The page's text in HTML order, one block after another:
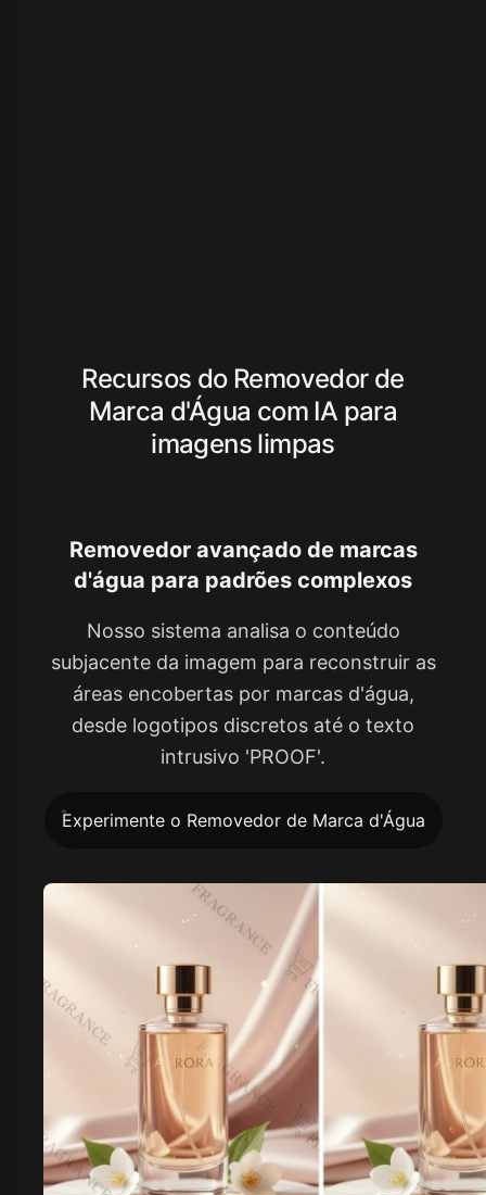
Recursos do Removedor de
Marca d'Água com IA para
imagens limpas
Removedor avançado de marcas
d'água para padrões complexos
Nosso sistema analisa o conteúdo
subjacente da imagem para reconstruir as
áreas encobertas por marcas d'água,
desde logotipos discretos até o texto
intrusivo 'PROOF'.
Experimente o Removedor de Marca d'Água